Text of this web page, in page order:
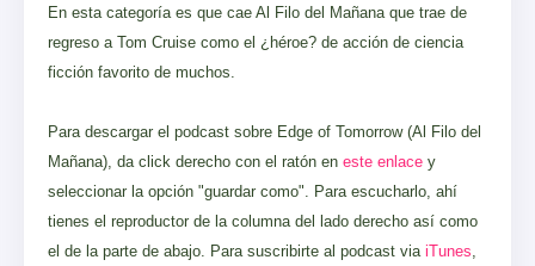
En esta categoría es que cae Al Filo del Mañana que trae de
regreso a Tom Cruise como el ¿héroe? de acción de ciencia
ficción favorito de muchos.
Para descargar el podcast sobre Edge of Tomorrow (Al Filo del
Mañana), da click derecho con el ratón en este enlace y
seleccionar la opción "guardar como". Para escucharlo, ahí
tienes el reproductor de la columna del lado derecho así como
el de la parte de abajo. Para suscribirte al podcast via iTunes,